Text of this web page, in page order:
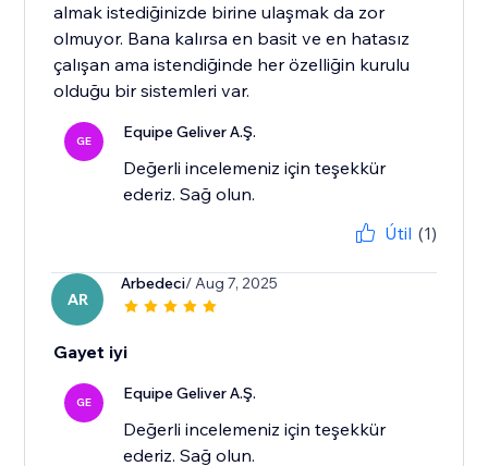
almak istediğinizde birine ulaşmak da zor
olmuyor. Bana kalırsa en basit ve en hatasız
çalışan ama istendiğinde her özelliğin kurulu
olduğu bir sistemleri var.
GE Equipe Geliver A.Ş.
Değerli incelemeniz için teşekkür
ederiz. Sağ olun.
Útil (1)
AR
Arbedeci/ Aug 7, 2025
Gayet iyi
GE Equipe Geliver A.Ş.
Değerli incelemeniz için teşekkür
ederiz. Sağ olun.